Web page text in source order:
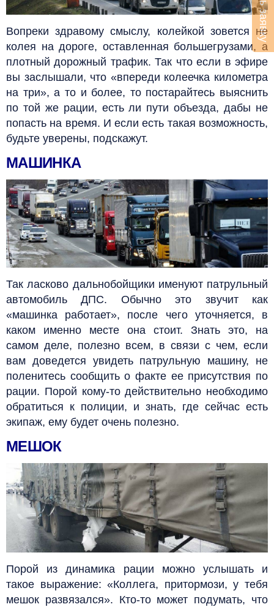
Вопреки здравому смыслу, колейкой зовется не
колея на дороге, оставленная большегрузами, а
плотный дорожный трафик. Так что если в эфире
вы заслышали, что «впереди колеечка километра
на три»,а то и более, то постарайтесь выяснить
по той же рации, есть ли пути объезда, дабы не
попасть на время. И если есть такая возможность,
будьте уверены, подскажут.
МАШИНКА
Так ласково дальнобойщики именуют патрульный
автомобиль ДПС. Обычно это звучит как
«машинка работает», после чего уточняется, в
каком именно месте она стоит. Знать это, на
самом деле, полезно всем, в связи с чем, если
вам доведется увидеть патрульную машину, не
поленитесь сообщить о факте ее присутствия по
рации. Порой кому-то действительно необходимо
обратиться к полиции, и знать, где сейчас есть
экипаж, ему будет очень полезно.
МЕШОК
Порой из динамика рации можно услышать и
такое выражение: «Коллега, притормози, у тебя
мешок развязался». Кто-то может подумать, что